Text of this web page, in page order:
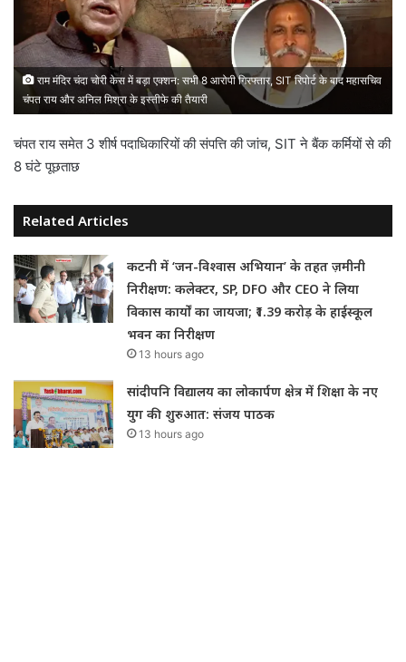
राम मंदिर चंदा चोरी केस में बड़ा एक्शन: सभी 8 आरोपी गिरफ्तार, SIT रिपोर्ट के बाद महासचिव
चंपत राय और अनिल मिश्रा के इस्तीफे की तैयारी
चंपत राय समेत 3 शीर्ष पदाधिकारियों की संपत्ति की जांच, SIT ने बैंक कर्मियों से की
8 घंटे पूछताछ
Related Articles
कटनी में ‘जन-विश्वास अभियान’ के तहत ज़मीनी
निरीक्षण: कलेक्टर, SP, DFO और CEO ने लिया
विकास कार्यों का जायजा; ₹1.39 करोड़ के हाईस्कूल
भवन का निरीक्षण
13 hours ago
सांदीपनि विद्यालय का लोकार्पण क्षेत्र में शिक्षा के नए
युग की शुरुआत: संजय पाठक
13 hours ago